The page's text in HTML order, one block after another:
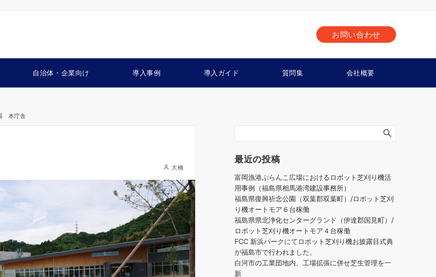
お問い合わせ
自治体・企業向け 導入事例 導入ガイド 質問集 会社概要
本庁舎
大橋
最近の投稿
富岡漁港ぶらんこ広場におけるロボット芝刈り機活
用事例（福島県相馬港湾建設事務所）
福島県復興祈念公園（双葉郡双葉町）/ロボット芝刈
り機オートモア６台稼働
福島県県北浄化センターグランド（伊達郡国見町）/
ロボット芝刈り機オートモア４台稼働
FCC 新浜パークにてロボット芝刈り機お披露目式典
が福島市で行われました。
白河市の工業団地内、工場拡張に併せ芝生管理を一
新